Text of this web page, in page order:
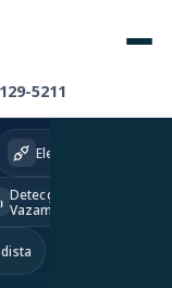
5211
Eletricista
Detecção
Vazamentos